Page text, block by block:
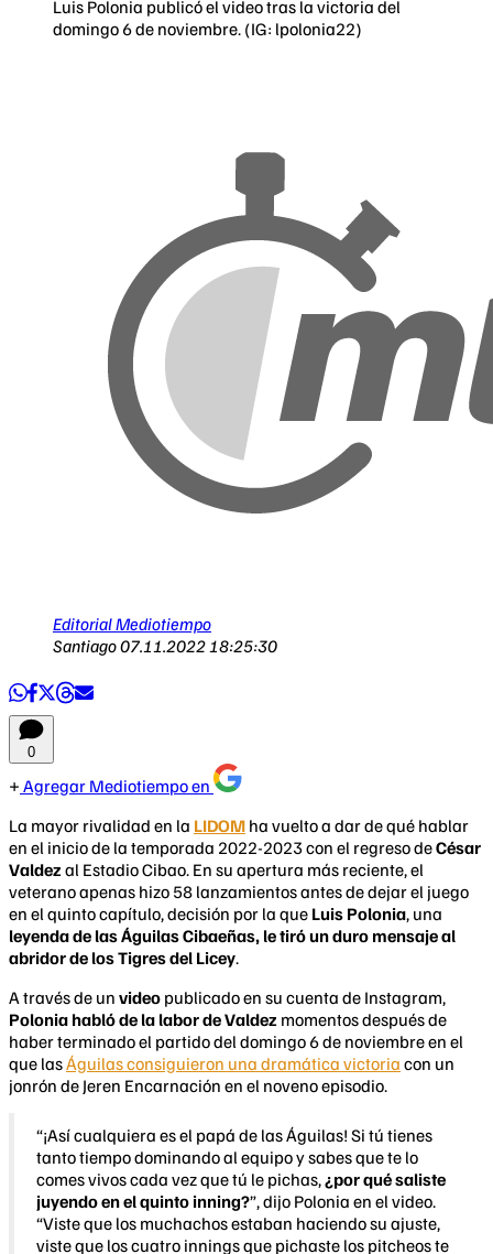
Luis Polonia publicó el video tras la victoria del
domingo 6 de noviembre. (IG: lpolonia22)
Editorial Mediotiempo
Santiago07.11.2022 18:25:30
0
Agregar Mediotiempo en
La mayor rivalidad en la LIDOM ha vuelto a dar de qué hablar
en el inicio de la temporada 2022-2023 con el regreso deCésar
Valdez al Estadio Cibao. En su apertura más reciente, el
veterano apenas hizo 58 lanzamientos antes de dejar el juego
en el quinto capítulo, decisión por la que Luis Polonia, una
leyenda de las Águilas Cibaeñas, letiró un duro mensaje al
abridorde los Tigres del Licey.
A través de un video publicado en su cuenta de Instagram,
Polonia habló de la labor de Valdez momentos después de
haber terminado el partido del domingo 6 de noviembre en el
que lasÁguilas consiguieron una dramática victoria con un
jonrón de Jeren Encarnación en el noveno episodio.
“¡Así cualquiera es el papá de las Águilas! Si tú tienes
tanto tiempo dominando al equipo y sabes que te lo
comes vivos cada vez que tú le pichas,¿por qué saliste
juyendo en el quinto inning?”, dijo Polonia en el video.
“Viste que los muchachos estaban haciendo su ajuste,
viste que los cuatro innings que pichaste los pitcheos te